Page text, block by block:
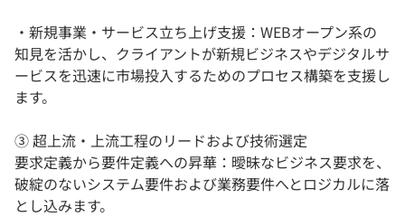
・新規事業・サービス立ち上げ支援：WEBオープン系の
知見を活かし、クライアントが新規ビジネスやデジタルサ
ービスを迅速に市場投入するためのプロセス構築を支援し
ます。
③ 超上流・上流工程のリードおよび技術選定
要求定義から要件定義への昇華：曖昧なビジネス要求を、
破綻のないシステム要件および業務要件へとロジカルに落
とし込みます。